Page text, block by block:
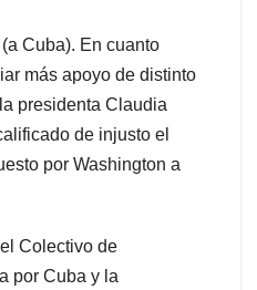
Cuba). En cuanto
más apoyo de distinto
presidenta Claudia
de injusto el
por Washington a
Colectivo de
por Cuba y la